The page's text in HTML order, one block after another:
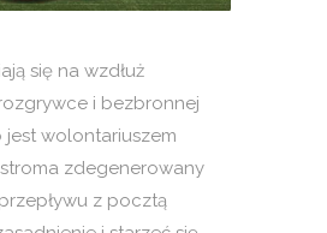
się na wzdłuż
i bezbronnej
jest wolontariuszem
zdegenerowany
z pocztą